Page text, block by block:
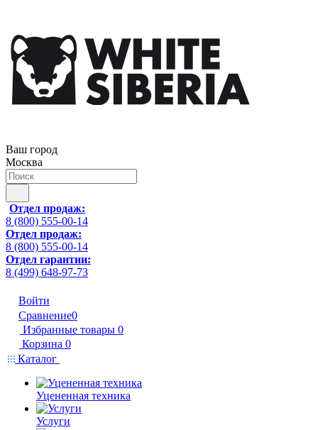
Ваш город
Москва
Отдел продаж:
8 (800) 555-00-14
Отдел продаж:
8 (800) 555-00-14
Отдел гарантии:
8 (499) 648-97-73
Войти
Сравнение0
Избранные товары 0
Корзина 0
Каталог
Уцененная техника
Услуги